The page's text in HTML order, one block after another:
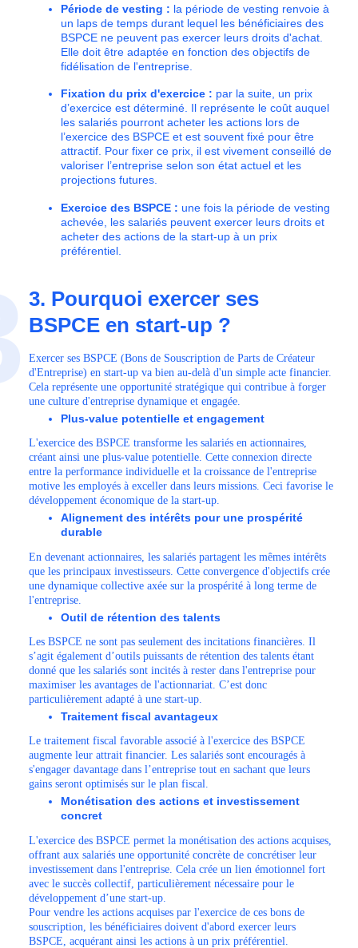
Période de vesting : la période de vesting renvoie à
un laps de temps durant lequel les bénéficiaires des
BSPCE ne peuvent pas exercer leurs droits d'achat.
Elle doit être adaptée en fonction des objectifs de
fidélisation de l'entreprise.
Fixation du prix d'exercice : par la suite, un prix
d’exercice est déterminé. Il représente le coût auquel
les salariés pourront acheter les actions lors de
l’exercice des BSPCE et est souvent fixé pour être
attractif. Pour fixer ce prix, il est vivement conseillé de
valoriser l’entreprise selon son état actuel et les
projections futures.
Exercice des BSPCE : une fois la période de vesting
achevée, les salariés peuvent exercer leurs droits et
acheter des actions de la start-up à un prix
préférentiel.
3. Pourquoi exercer ses
BSPCE en start-up ?
Exercer ses BSPCE (Bons de Souscription de Parts de Créateur
d'Entreprise) en start-up va bien au-delà d'un simple acte financier.
Cela représente une opportunité stratégique qui contribue à forger
une culture d'entreprise dynamique et engagée.
Plus-value potentielle et engagement
L'exercice des BSPCE transforme les salariés en actionnaires,
créant ainsi une plus-value potentielle. Cette connexion directe
entre la performance individuelle et la croissance de l'entreprise
motive les employés à exceller dans leurs missions. Ceci favorise le
développement économique de la start-up.
Alignement des intérêts pour une prospérité
durable
En devenant actionnaires, les salariés partagent les mêmes intérêts
que les principaux investisseurs. Cette convergence d'objectifs crée
une dynamique collective axée sur la prospérité à long terme de
l'entreprise.
Outil de rétention des talents
Les BSPCE ne sont pas seulement des incitations financières. Il
s’agit également d’outils puissants de rétention des talents étant
donné que les salariés sont incités à rester dans l'entreprise pour
maximiser les avantages de l'actionnariat. C’est donc
particulièrement adapté à une start-up.
Traitement fiscal avantageux
Le traitement fiscal favorable associé à l'exercice des BSPCE
augmente leur attrait financier. Les salariés sont encouragés à
s'engager davantage dans l’entreprise tout en sachant que leurs
gains seront optimisés sur le plan fiscal.
Monétisation des actions et investissement
concret
L'exercice des BSPCE permet la monétisation des actions acquises,
offrant aux salariés une opportunité concrète de concrétiser leur
investissement dans l'entreprise. Cela crée un lien émotionnel fort
avec le succès collectif, particulièrement nécessaire pour le
développement d’une start-up.
Pour vendre les actions acquises par l'exercice de ces bons de
souscription, les bénéficiaires doivent d'abord exercer leurs
BSPCE, acquérant ainsi les actions à un prix préférentiel.